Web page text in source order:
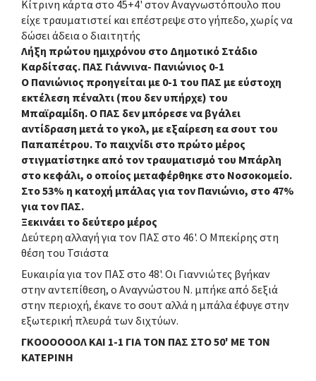
Κίτρινη κάρτα στο 45+4' στον Αναγνωστόπουλο που
είχε τραυματιστεί και επέστρεψε στο γήπεδο, χωρίς να
δώσει άδεια ο διαιτητής
Λήξη πρώτου ημιχρόνου στο Δημοτικό Στάδιο
Καρδίτσας. ΠΑΣ Γιάννινα- Πανιώνιος 0-1
Ο Πανιώνιος προηγείται με 0-1 του ΠΑΣ με εύστοχη
εκτέλεση πέναλτι (που δεν υπήρχε) του
Μπαϊραμίδη. Ο ΠΑΣ δεν μπόρεσε να βγάλει
αντίδραση μετά το γκολ, με εξαίρεση εα σουτ του
Παπαπέτρου. Το παιχνίδι στο πρώτο μέρος
στιγματίστηκε από τον τραυματισμό του Μπάρλη
στο κεφάλι, ο οποίος μεταφέρθηκε στο Νοσοκομείο.
Στο 53% η κατοχή μπάλας για τον Πανιώνιο, στο 47%
για τον ΠΑΣ.
Ξεκινάει το δεύτερο μέρος
Δεύτερη αλλαγή για τον ΠΑΣ στο 46'. Ο Μπεκίρης στη
θέση του Τσιάστα
Ευκαιρία για τον ΠΑΣ στο 48'. Οι Γιαννιώτες βγήκαν
στην αντεπίθεση, ο Αναγνώστου Ν. μπήκε από δεξιά
στην περιοχή, έκανε το σουτ αλλά η μπάλα έφυγε στην
εξωτερική πλευρά των διχτύων.
ΓΚΟΟΟΟΟΟΛ ΚΑΙ 1-1 ΓΙΑ ΤΟΝ ΠΑΣ ΣΤΟ 50' ΜΕ ΤΟΝ
ΚΑΤΕΡΙΝΗ